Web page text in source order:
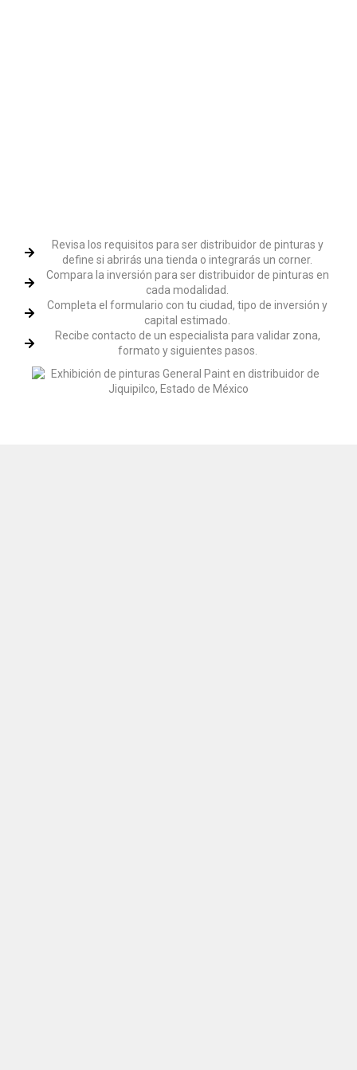
Revisa los requisitos para ser distribuidor de pinturas y
define si abrirás una tienda o integrarás un corner.
Compara la inversión para ser distribuidor de pinturas en
cada modalidad.
Completa el formulario con tu ciudad, tipo de inversión y
capital estimado.
Recibe contacto de un especialista para validar zona,
formato y siguientes pasos.